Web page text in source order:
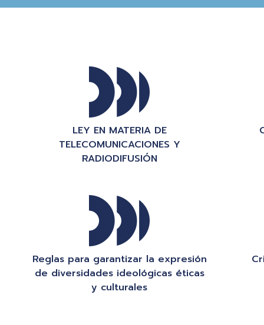
LEY EN MATERIA DE
TELECOMUNICACIONES Y
RADIODIFUSIÓN
Reglas para garantizar la expresión
de diversidades ideológicas éticas
y culturales